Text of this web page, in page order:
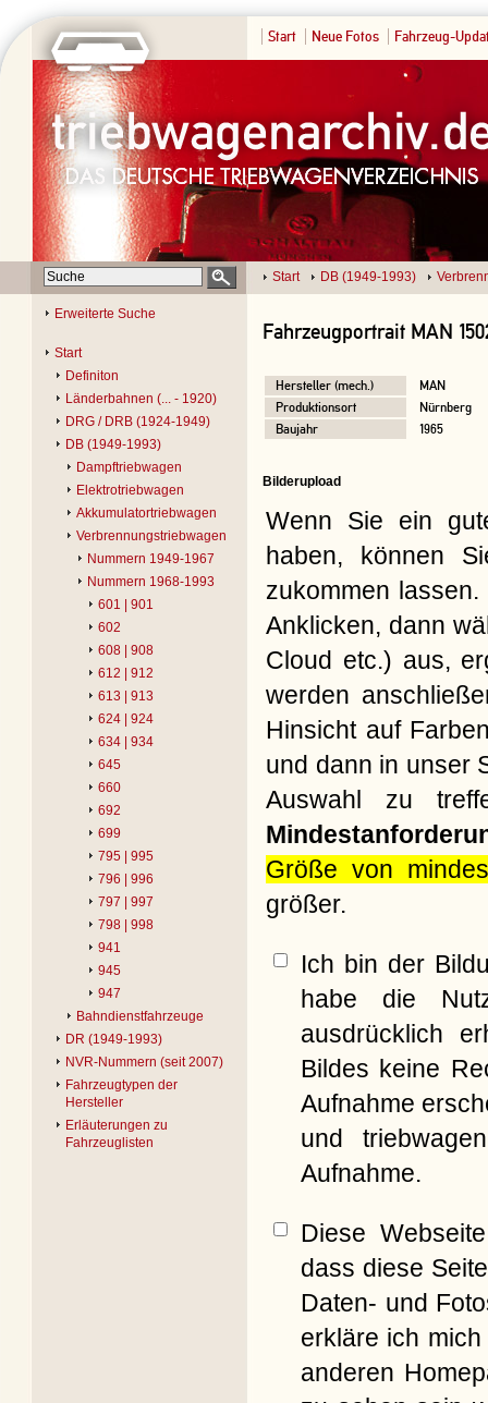
Start Neue Fotos Fahrzeug-
Start DB (1949-1993)
Erweiterte Suche
Start
Definiton
Länderbahnen (... - 1920)
DRG / DRB (1924-1949)
DB (1949-1993)
Dampftriebwagen
Elektrotriebwagen
Akkumulatortriebwagen
Verbrennungstriebwagen
Nummern 1949-1967
Nummern 1968-1993
601 | 901
602
608 | 908
612 | 912
613 | 913
624 | 924
634 | 934
645
660
692
699
795 | 995
796 | 996
797 | 997
798 | 998
941
945
947
Bahndienstfahrzeuge
DR (1949-1993)
NVR-Nummern (seit 2007)
Fahrzeugtypen der
Hersteller
Erläuterungen zu
Fahrzeuglisten
Fahrzeugportrait MAN
Hersteller (mech.)
MAN
Produktionsort
Nürnberg
Baujahr
1965
Bilderupload
Wenn Sie ein
haben, können
zukommen
Anklicken, dann
Cloud etc.) aus,
werden
Hinsicht auf
und dann in unser
Auswahl zu
Größe von
größer.
Ich bin der
habe die
ausdrücklich
Bildes keine
Aufnahme
und
Aufnahme.
Diese
dass diese
Daten- und
erkläre ich
anderen